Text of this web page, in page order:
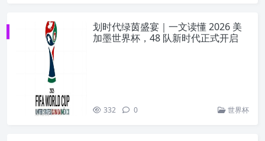
划时代绿茵盛宴｜一文读懂 2026 美
加墨世界杯，48 队新时代正式开启
332 0 世界杯